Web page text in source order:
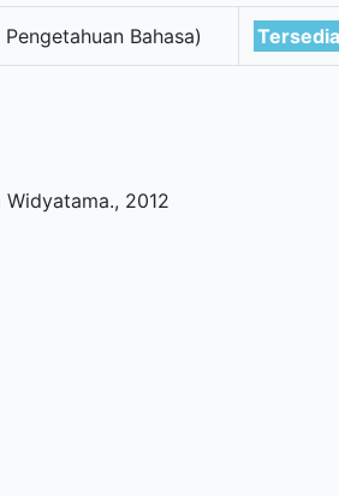
Bahasa) Tersedia
Widyatama., 2012